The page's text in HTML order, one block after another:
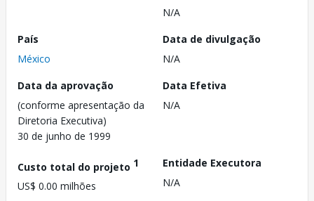
N/A
País
México
Data de divulgação
N/A
Data da aprovação
(conforme apresentação da
Diretoria Executiva)
30 de junho de 1999
Data Efetiva
N/A
Custo total do projeto 1
US$ 0.00 milhões
Entidade Executora
N/A